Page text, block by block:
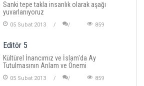
Sanki tepe takla insanlık olarak aşağı
yuvarlanıyoruz
05 Subat 2013 859
Editör 5
Kültürel İnancımız ve İslam'da Ay
Tutulmasının Anlam ve Önemi
05 Subat 2013 859